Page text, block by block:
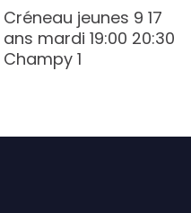
Créneau jeunes 9 17
ans mardi 19:00 20:30
Champy 1